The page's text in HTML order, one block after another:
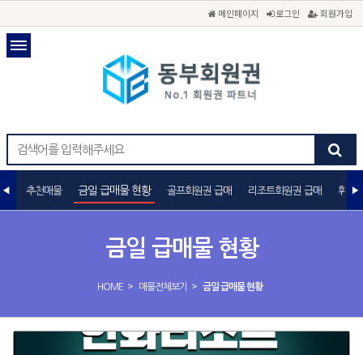
메인페이지 로그인 회원가입
금일 급매물 현황
HOME > 매물전체보기 > 금일 급매물 현황
추천매물 금일 급매물 현황 골프회원권 급매 리조트회원권 급매 휘트